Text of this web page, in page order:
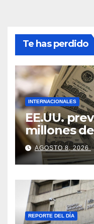
Te has perdido
INTERNACIONALES
EE.UU.
millones
Colombia
de
AGOSTO 8, 2026
REPORTE DEL DÍA